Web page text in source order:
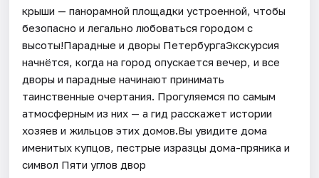
крыши — панорамной площадки устроенной, чтобы
безопасно и легально любоваться городом с
высоты!Парадные и дворы ПетербургаЭкскурсия
начнётся, когда на город опускается вечер, и все
дворы и парадные начинают принимать
таинственные очертания. Прогуляемся по самым
атмосферным из них — а гид расскажет истории
хозяев и жильцов этих домов.Вы увидите дома
именитых купцов, пестрые изразцы дома-пряника и
символ Пяти углов двор